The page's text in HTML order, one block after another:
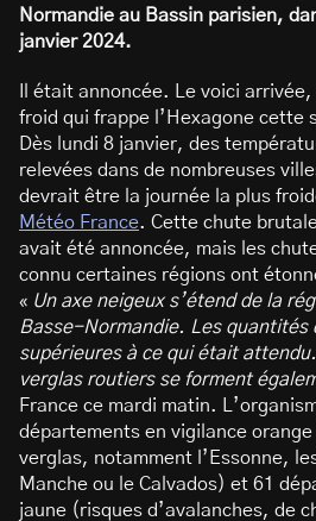
Normandie au Bassin parisien,
janvier 2024.
Il était annoncée. Le voici
froid qui frappe l’Hexagone cette
Dès lundi 8 janvier, des
relevées dans de nombreuses
devrait être la journée la plus
Météo France. Cette chute
avait été annoncée, mais les
connu certaines régions ont
« Un axe neigeux s’étend de la
Basse-Normandie. Les quantités
supérieures à ce qui était
verglas routiers se forment
France ce mardi matin.
départements en vigilance
verglas, notamment l’Essonne,
Manche ou le Calvados) et 61
jaune (risques d’avalanches, de